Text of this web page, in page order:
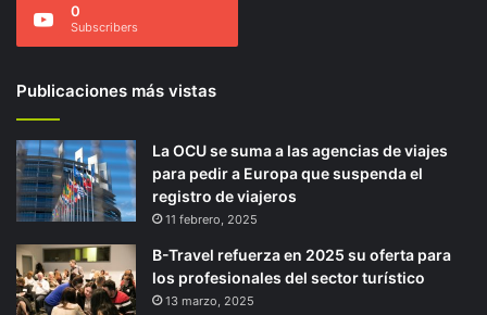
0
Subscribers
Publicaciones más vistas
La OCU se suma a las agencias de viajes
para pedir a Europa que suspenda el
registro de viajeros
11 febrero, 2025
B-Travel refuerza en 2025 su oferta para
los profesionales del sector turístico
13 marzo, 2025